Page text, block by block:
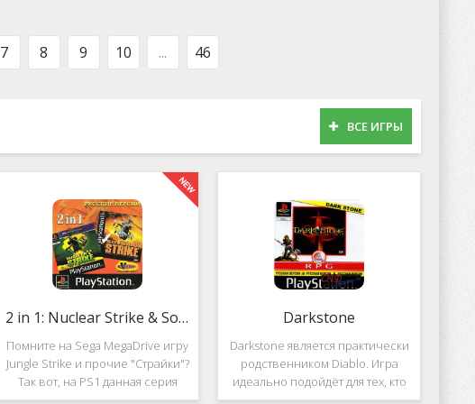
персонажами в
7 8 9 10 ... 46
ВСЕ ИГРЫ
2 in 1: Nuclear Strike & Soviet Strike
Помните на Sega MegaDrive игру
Jungle Strike и прочие "Страйки"?
Так вот, на PS1 данная серия
продолжила своё
Darkstone
Darkstone является практически
родственником Diablo. Игра
идеально подойдёт для тех, кто
ищет альтернативу последнему.